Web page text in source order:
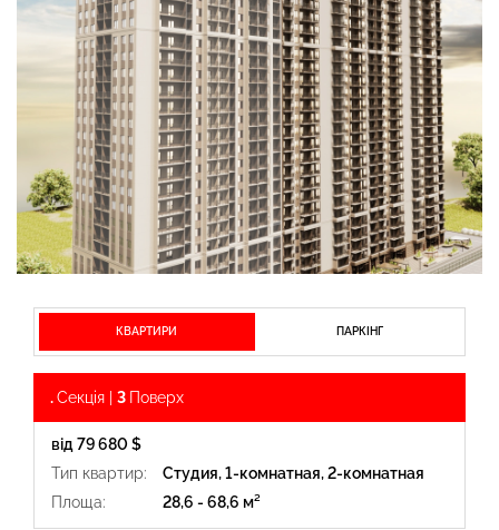
КВАРТИРИ ПАРКІНГ
.Секція | 3 Поверх
від 79 680 $
Тип квартир:
Студия, 1-комнатная, 2-комнатная
Площа:
28,6 - 68,6 м²